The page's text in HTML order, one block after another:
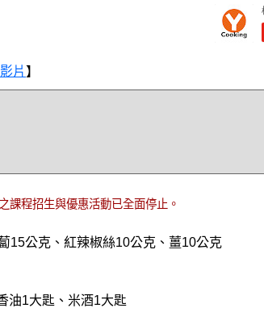
片 】
課程招生與優惠活動已全面停止。
15公克、紅辣椒絲10公克、薑10公克
油1大匙、米酒1大匙